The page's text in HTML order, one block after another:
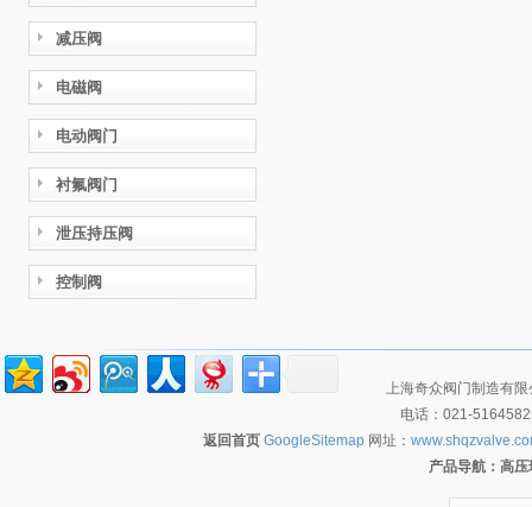
减压阀
电磁阀
电动阀门
衬氟阀门
泄压持压阀
控制阀
上海奇众阀门制造有
电话：021-
返回首页 GoogleSitemap 网址：
产品导航： 高压